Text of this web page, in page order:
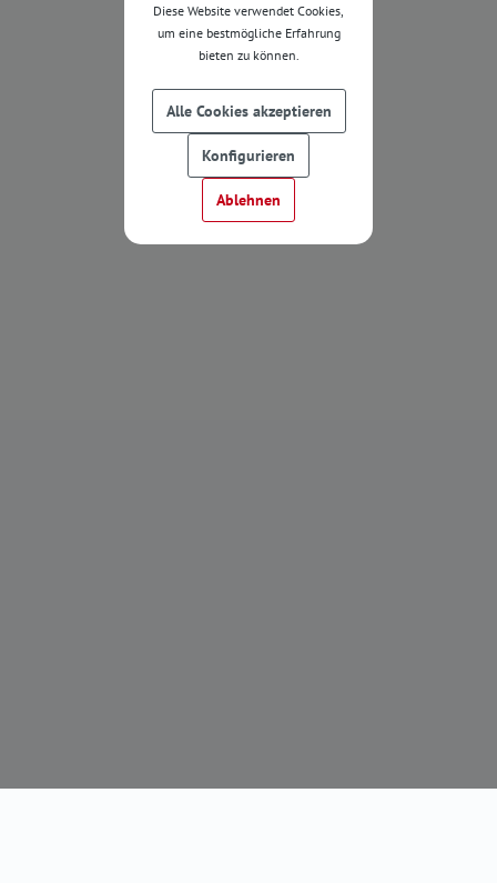
Diese Website verwendet Cookies,
um eine bestmögliche Erfahrung
bieten zu können.
Alle Cookies akzeptieren
Konfigurieren
Ablehnen